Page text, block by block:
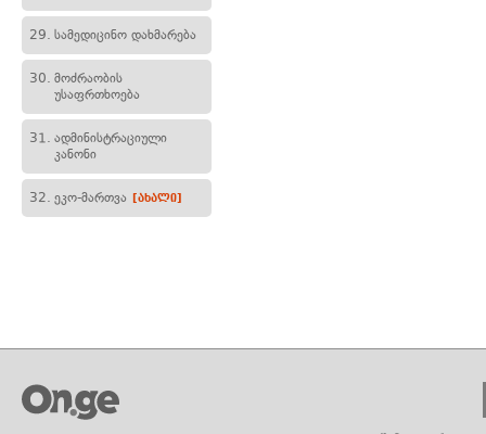
29. სამედიცინო დახმარება
30. მოძრაობის
უსაფრთხოება
31. ადმინისტრაციული
კანონი
32. ეკო-მართვა [ახალი]